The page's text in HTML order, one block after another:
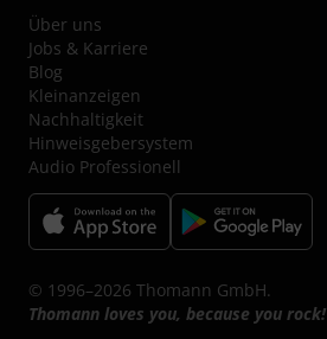
Über uns
Jobs & Karriere
Blog
Kleinanzeigen
Nachhaltigkeit
Hinweisgebersystem
Audio Professionell
© 1996–2026 Thomann GmbH.
Thomann loves you, because you rock!